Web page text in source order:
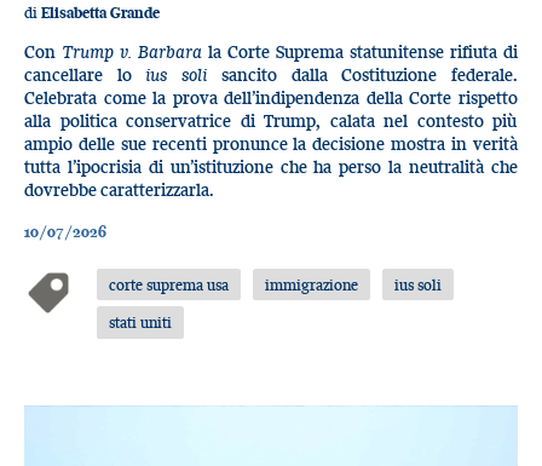
di Elisabetta Grande
Con Trump v. Barbara la Corte Suprema statunitense rifiuta di
cancellare loius soli sancito dalla Costituzione federale.
Celebrata come la prova dell’indipendenza della Corte rispetto
alla politica conservatrice di Trump, calata nel contesto più
ampio delle sue recenti pronunce la decisione mostra in verità
tutta l’ipocrisia di un’istituzione che ha perso la neutralità che
dovrebbe caratterizzarla.
10/07/2026
corte suprema usa immigrazione
ius soli
stati uniti